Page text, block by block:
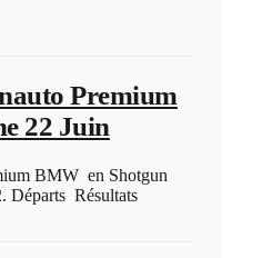
Premium
22 Juin
BMW en Shotgun
Départs Résultats